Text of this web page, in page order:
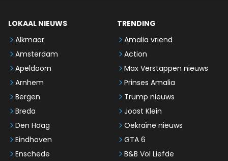
LOKAAL NIEUWS
Alkmaar
Amsterdam
Apeldoorn
Arnhem
Bergen
Breda
Den Haag
Eindhoven
Enschede
TRENDING
Amalia vriend
Action
Max Verstappen nieuws
Prinses Amalia
Trump nieuws
Joost Klein
Oekraïne nieuws
GTA 6
B&B Vol Liefde